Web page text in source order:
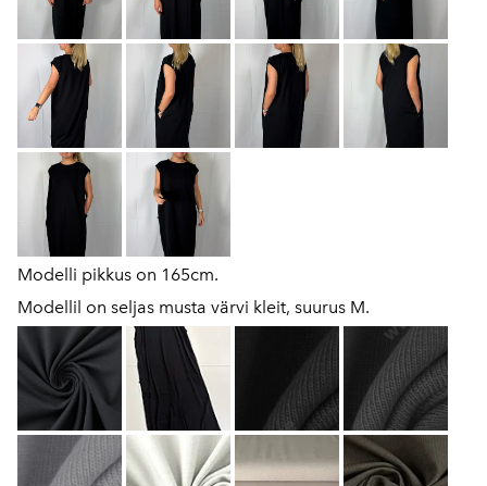
Modelli pikkus on 165cm.
Modellil on seljas musta värvi kleit, suurus M.